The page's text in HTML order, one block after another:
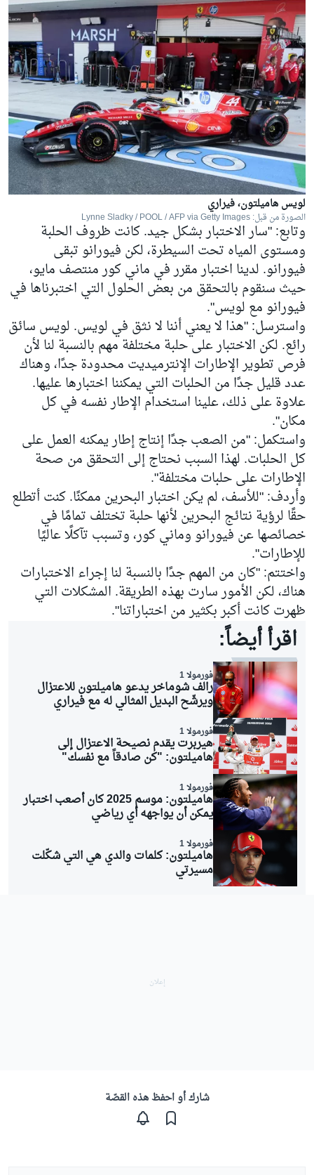
لويس هاميلتون، فيراري
الصورة من قبل: Lynne Sladky / POOL / AFP via Getty Images
وتابع: "سار الاختبار بشكل جيد. كانت ظروف الحلبة
ومستوى المياه تحت السيطرة، لكن فيورانو تبقى
فيورانو. لدينا اختبار مقرر في ماني كور منتصف مايو،
حيث سنقوم بالتحقق من بعض الحلول التي اختبرناها في
فيورانو مع لويس".
واسترسل: "هذا لا يعني أننا لا نثق في لويس. لويس سائق
رائع. لكن الاختبار على حلبة مختلفة مهم بالنسبة لنا لأن
فرص تطوير الإطارات الإنترميديت محدودة جدًا، وهناك
عدد قليل جدًا من الحلبات التي يمكننا اختبارها عليها.
علاوة على ذلك، علينا استخدام الإطار نفسه في كل
مكان".
واستكمل: "من الصعب جدًا إنتاج إطار يمكنه العمل على
كل الحلبات. لهذا السبب نحتاج إلى التحقق من صحة
الإطارات على حلبات مختلفة".
وأردف: "للأسف، لم يكن اختبار البحرين ممكنًا. كنت أتطلع
حقًا لرؤية نتائج البحرين لأنها حلبة تختلف تمامًا في
خصائصها عن فيورانو وماني كور، وتسبب تآكلًا عاليًا
للإطارات".
واختتم: "كان من المهم جدًا بالنسبة لنا إجراء الاختبارات
هناك، لكن الأمور سارت بهذه الطريقة. المشكلات التي
ظهرت كانت أكبر بكثير من اختباراتنا".
اقرأ أيضاً:
فورمولا 1
رالف شوماخر يدعو هاميلتون للاعتزال
ويرشّح البديل المثالي له مع فيراري
فورمولا 1
هيربرت يقدم نصيحة الاعتزال إلى
هاميلتون: "كن صادقاً مع نفسك"
فورمولا 1
هاميلتون: موسم 2025 كان أصعب اختبار
يمكن أن يواجهه أي رياضي
فورمولا 1
هاميلتون: كلمات والدي هي التي شكّلت
مسيرتي
شارك أو احفظ هذه القصّة